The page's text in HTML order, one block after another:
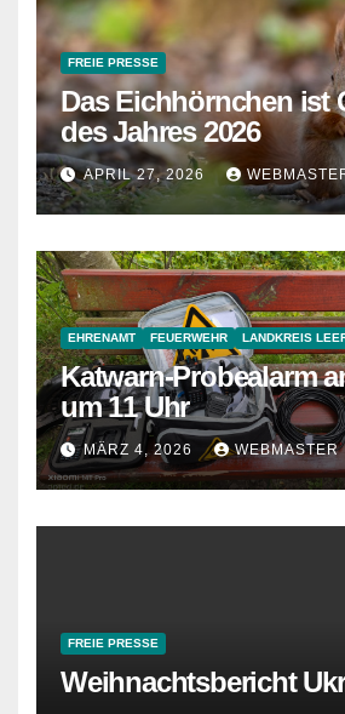
FREIE PRESSE
Das Eichhörnchen ist
des Jahres 2026
APRIL 27, 2026
EHRENAMT FEUERWEHR LANDKREIS
Katwarn-Probealarm
um 11 Uhr
MÄRZ 4, 2026 WEBMASTER
FREIE PRESSE
Weihnachtsbericht